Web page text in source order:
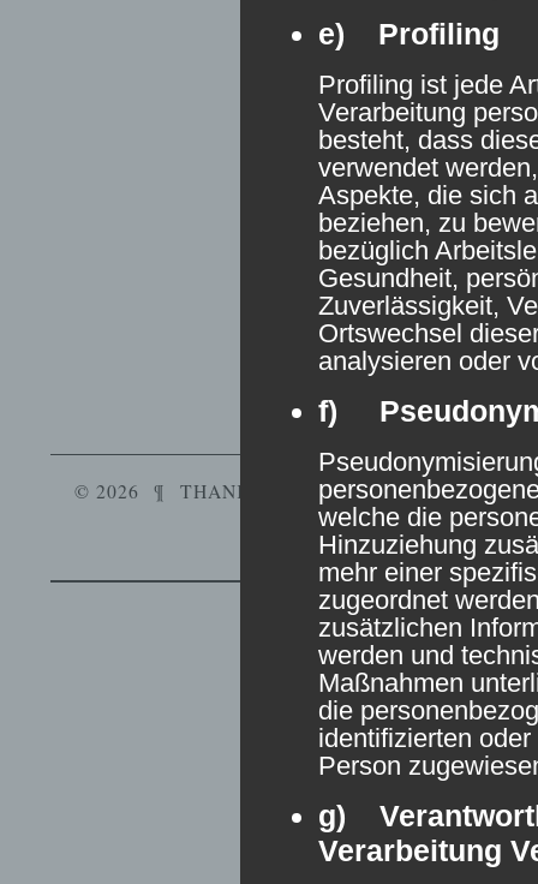
© 2026 ¶ THANKS, WORDPRESS. ¶
e) Profiling
Profiling ist jede
Verarbeitung
besteht, dass
verwendet
Aspekte, die sich
beziehen, zu
bezüglich
Gesundheit,
Zuverlässigkeit,
Ortswechsel
analysieren oder
f)
welche die
Hinzuziehung
mehr einer
zugeordnet
zusätzlichen
werden und
Maßnahmen
die
identifizierten
Person
g)
Verarbeitung